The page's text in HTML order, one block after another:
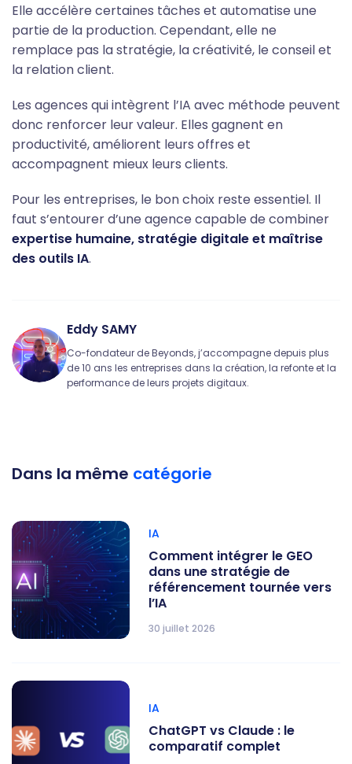
Elle accélère certaines tâches et automatise une
partie de la production. Cependant, elle ne
remplace pas la stratégie, la créativité, le conseil et
la relation client.
Les agences qui intègrent l’IA avec méthode peuvent
donc renforcer leur valeur. Elles gagnent en
productivité, améliorent leurs offres et
accompagnent mieux leurs clients.
Pour les entreprises, le bon choix reste essentiel. Il
faut s’entourer d’une agence capable de combiner
expertise humaine, stratégie digitale et maîtrise
des outils IA.
Eddy SAMY
Co-fondateur de Beyonds, j’accompagne depuis plus
de 10 ans les entreprises dans la création, la refonte et la
performance de leurs projets digitaux.
Dans la même catégorie
IA
Comment intégrer le GEO
dans une stratégie de
référencement tournée vers
l’IA
30 juillet 2026
IA
ChatGPT vs Claude : le
comparatif complet